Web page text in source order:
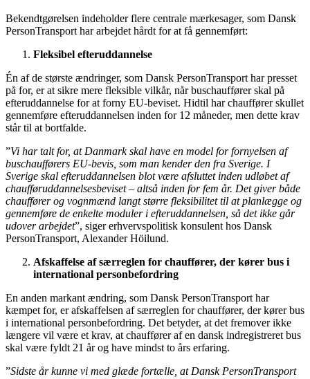
Bekendtgørelsen indeholder flere centrale mærkesager, som Dansk
PersonTransport har arbejdet hårdt for at få gennemført:
Fleksibel efteruddannelse
Én af de største ændringer, som Dansk PersonTransport har presset
på for, er at sikre mere fleksible vilkår, når buschauffører skal på
efteruddannelse for at forny EU-beviset. Hidtil har chauffører skullet
gennemføre efteruddannelsen inden for 12 måneder, men dette krav
står til at bortfalde.
”Vi har talt for, at Danmark skal have en model for fornyelsen af
buschaufførers EU-bevis, som man kender den fra Sverige. I
Sverige skal efteruddannelsen blot være afsluttet inden udløbet af
chaufføruddannelsesbeviset – altså inden for fem år. Det giver både
chauffører og vognmænd langt større fleksibilitet til at planlægge og
gennemføre de enkelte moduler i efteruddannelsen, så det ikke går
udover arbejdet”, siger erhvervspolitisk konsulent hos Dansk
PersonTransport, Alexander Höilund.
Afskaffelse af særreglen for chauffører, der kører bus i
international personbefordring
En anden markant ændring, som Dansk PersonTransport har
kæmpet for, er afskaffelsen af særreglen for chauffører, der kører bus
i international personbefordring. Det betyder, at det fremover ikke
længere vil være et krav, at chauffører af en dansk indregistreret bus
skal være fyldt 21 år og have mindst to års erfaring.
”Sidste år kunne vi med glæde fortælle, at Dansk PersonTransport